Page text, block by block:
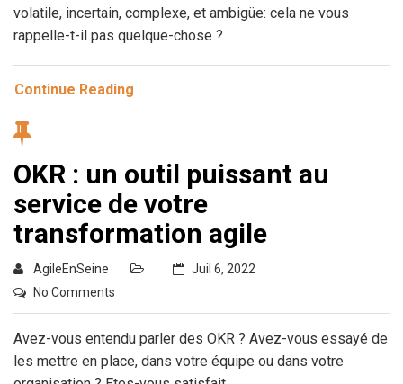
volatile, incertain, complexe, et ambigüe: cela ne vous
rappelle-t-il pas quelque-chose ?
Continue Reading
OKR : un outil puissant au
service de votre
transformation agile
AgileEnSeine
Juil 6, 2022
No Comments
Avez-vous entendu parler des OKR ? Avez-vous essayé de
les mettre en place, dans votre équipe ou dans votre